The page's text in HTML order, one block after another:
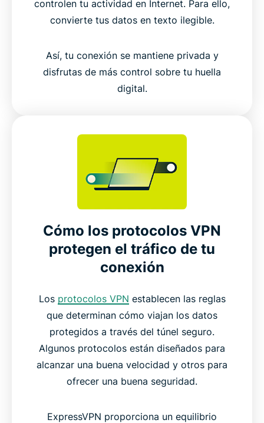
controlen tu actividad en Internet. Para ello,
convierte tus datos en texto ilegible.
Así, tu conexión se mantiene privada y
disfrutas de más control sobre tu huella
digital.
Cómo los protocolos VPN
protegen el tráfico de tu
conexión
Los protocolos VPN establecen las reglas
que determinan cómo viajan los datos
protegidos a través del túnel seguro.
Algunos protocolos están diseñados para
alcanzar una buena velocidad y otros para
ofrecer una buena seguridad.
ExpressVPN proporciona un equilibrio